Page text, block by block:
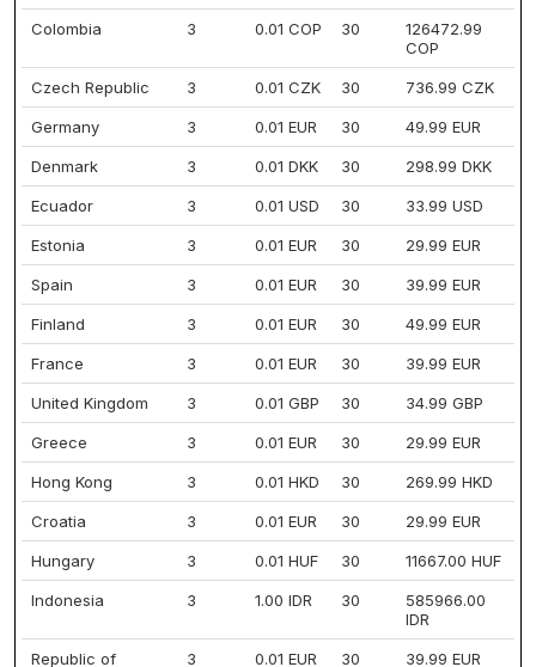
Colombia 3 0.01 COP 30
126472.99
COP
Czech Republic 3 0.01 CZK 30 736.99 CZK
Germany 3 0.01 EUR 30 49.99 EUR
Denmark 3 0.01 DKK 30 298.99 DKK
Ecuador 3 0.01 USD 30 33.99 USD
Estonia 3 0.01 EUR 30 29.99 EUR
Spain 3 0.01 EUR 30 39.99 EUR
Finland 3 0.01 EUR 30 49.99 EUR
France 3 0.01 EUR 30 39.99 EUR
United Kingdom 3 0.01 GBP 30 34.99 GBP
Greece 3 0.01 EUR 30 29.99 EUR
Hong Kong 3 0.01 HKD 30 269.99 HKD
Croatia 3 0.01 EUR 30 29.99 EUR
Hungary 3 0.01 HUF 30 11667.00 HUF
Indonesia 3 1.00 IDR 30
585966.00
IDR
Republic of 3 0.01 EUR 30 39.99 EUR